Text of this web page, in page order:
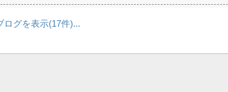
ログを表示 17 ...